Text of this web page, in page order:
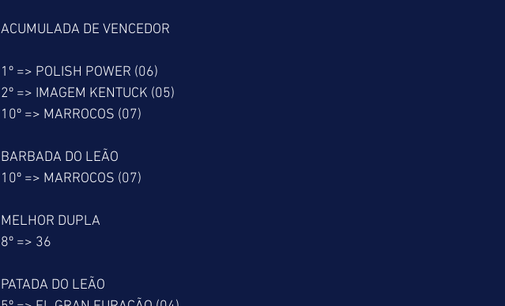
ACUMULADA DE VENCEDOR
1º => POLISH POWER (06)
2º => IMAGEM KENTUCK (05)
10º => MARROCOS (07)
BARBADA DO LEÃO
10º => MARROCOS (07)
MELHOR DUPLA
8º => 36
PATADA DO LEÃO